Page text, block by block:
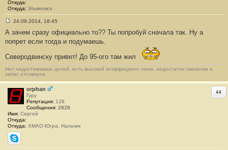
Откуда:
Откуда: Ульяновск
о
б
е
и
е
#
2
5
24.09.2014, 18:45
А зачем сразу официально то?? Ты попробуй сначала так. Ну а
попрет если тогда и подумаешь.
Северодвинску привет! До 95-ого там жил
Нет недостижимых целей, есть высокий коэффициент лени, недостаток смекалки и
запас отговорок
orphan
Гуру
Репутация: 128
Сообщения: 2828
Имя: Сергей
Откуда:
Откуда: ХМАО-Югра, Нальчик
Skype